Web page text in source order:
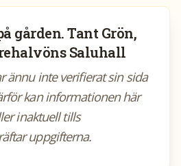
gården. Tant Grön,
Saluhall
ännu inte verifierat sin sida
kan informationen här
inaktuell tills
uppgifterna.